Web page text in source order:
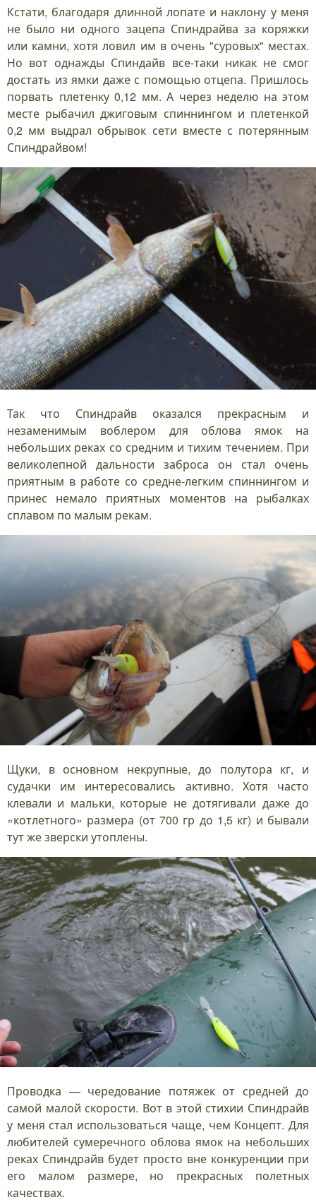
Кстати, благодаря длинной лопате и наклону у меня
не было ни одного зацепа Спиндрайва за коряжки
или камни, хотя ловил им в очень "суровых" местах.
Но вот однажды Спиндайв все-таки никак не смог
достать из ямки даже с помощью отцепа. Пришлось
порвать плетенку 0,12 мм. А через неделю на этом
месте рыбачил джиговым спиннингом и плетенкой
0,2 мм выдрал обрывок сети вместе с потерянным
Спиндрайвом!
Так что Спиндрайв оказался прекрасным и
незаменимым воблером для облова ямок на
небольших реках со средним и тихим течением. При
великолепной дальности заброса он стал очень
приятным в работе со средне-легким спиннингом и
принес немало приятных моментов на рыбалках
сплавом по малым рекам.
Щуки, в основном некрупные, до полутора кг, и
судачки им интересовались активно. Хотя часто
клевали и мальки, которые не дотягивали даже до
«котлетного» размера (от 700 гр до 1,5 кг) и бывали
тут же зверски утоплены.
Проводка — чередование потяжек от средней до
самой малой скорости. Вот в этой стихии Спиндрайв
у меня стал использоваться чаще, чем Концепт. Для
любителей сумеречного облова ямок на небольших
реках Спиндрайв будет просто вне конкуренции при
его малом размере, но прекрасных полетных
качествах.